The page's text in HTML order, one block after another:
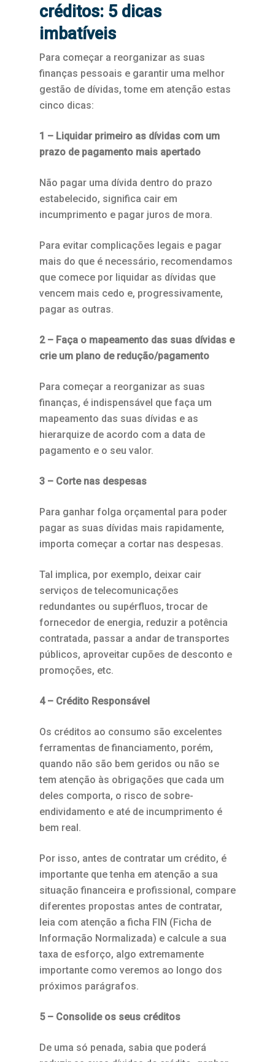
créditos: 5 dicas
imbatíveis
Para começar a reorganizar as suas
finanças pessoais e garantir uma melhor
gestão de dívidas, tome em atenção estas
cinco dicas:
1 – Liquidar primeiro as dívidas com um
prazo de pagamento mais apertado
Não pagar uma dívida dentro do prazo
estabelecido, significa cair em
incumprimento e pagar juros de mora.
Para evitar complicações legais e pagar
mais do que é necessário, recomendamos
que comece por liquidar as dívidas que
vencem mais cedo e, progressivamente,
pagar as outras.
2 – Faça o mapeamento das suas dívidas e
crie um plano de redução/pagamento
Para começar a reorganizar as suas
finanças, é indispensável que faça um
mapeamento das suas dívidas e as
hierarquize de acordo com a data de
pagamento e o seu valor.
3 – Corte nas despesas
Para ganhar folga orçamental para poder
pagar as suas dívidas mais rapidamente,
importa começar a cortar nas despesas.
Tal implica, por exemplo, deixar cair
serviços de telecomunicações
redundantes ou supérfluos, trocar de
fornecedor de energia, reduzir a potência
contratada, passar a andar de transportes
públicos, aproveitar cupões de desconto e
promoções, etc.
4 – Crédito Responsável
Os créditos ao consumo são excelentes
ferramentas de financiamento, porém,
quando não são bem geridos ou não se
tem atenção às obrigações que cada um
deles comporta, o risco de sobre-
endividamento e até de incumprimento é
bem real.
Por isso, antes de contratar um crédito, é
importante que tenha em atenção a sua
situação financeira e profissional, compare
diferentes propostas antes de contratar,
leia com atenção a ficha FIN (Ficha de
Informação Normalizada) e calcule a sua
taxa de esforço, algo extremamente
importante como veremos ao longo dos
próximos parágrafos.
5 – Consolide os seus créditos
De uma só penada, sabia que poderá